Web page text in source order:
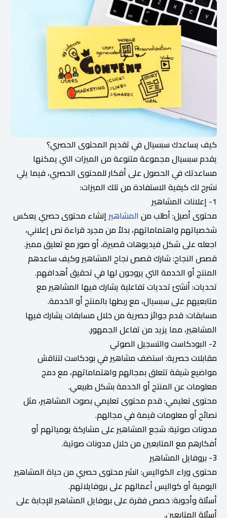
كيف يساعدك سبسيال في تقديم المحتوى الحصري؟
يقدم سبسيال مجموعة متنوعة من الميزات التي يمكنها
مساعدتك في الحصول على أفكار للمحتوى الحصري، فيما يلي
نشرح لك كيفية الاستفادة من تلك الميزات:
1- إعلانات المشاهير
محتوى أصيل: أطلب من المشاهيرإنشاء محتوى حصري يعكس
شخصياتهم واهتماماتهم، بدلاً من مجرد قراءة نص إعلاني،
اجعله على شكل فيديوهات قصيرة، أو صور مع تعليق مميز.
قصص النجاح: شارك قصص نجاح المشاهير وكيف ساعدهم
المنتج أو الخدمة التي يروجون لها في تحقيق أهدافهم.
تحديات: أنشئ تحديات تفاعلية يشارك فيها المشاهير مع
متابعيهم على سبسيال، مع ربطها بالمنتج أو الخدمة.
مسابقات: قدم جوائز حصرية من خلال مسابقات يشارك فيها
المشاهير، مما يزيد من تفاعل الجمهور.
2- البودكاست والتسجيل الصوتي
مقابلات حصرية: استضف مشاهير في بودكاست لتناقش
مواضيع شيقة تتعلق بمجالهم واهتماماتهم، مع دمج
معلومات عن المنتج أو الخدمة بشكل طبيعي.
محتوى تعليمي: قدم محتوى تعليمي بصوت المشاهير، مثل
نصائح أو معلومات قيمة في مجالهم.
مدونات صوتية: شجع المشاهير على مشاركة يومياتهم أو
أفكارهم مع المتابعين من خلال مدونات صوتية.
3- بروفايل المشاهير
محتوى وراء الكواليس: انشر محتوى حصري من حياة المشاهير
اليومية أو كواليس أعمالهم على بروفايلاتهم.
أسئلة وأجوبة: خصص فقرة على بروفايل المشاهير للإجابة على
أسئلة المتابعين.